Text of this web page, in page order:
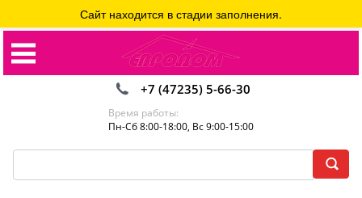
+7 (47235) 5-66-30
Время работы:
Пн-Сб 8:00-18:00, Вс 9:00-15:00
Сайт находится в стадии заполнения.